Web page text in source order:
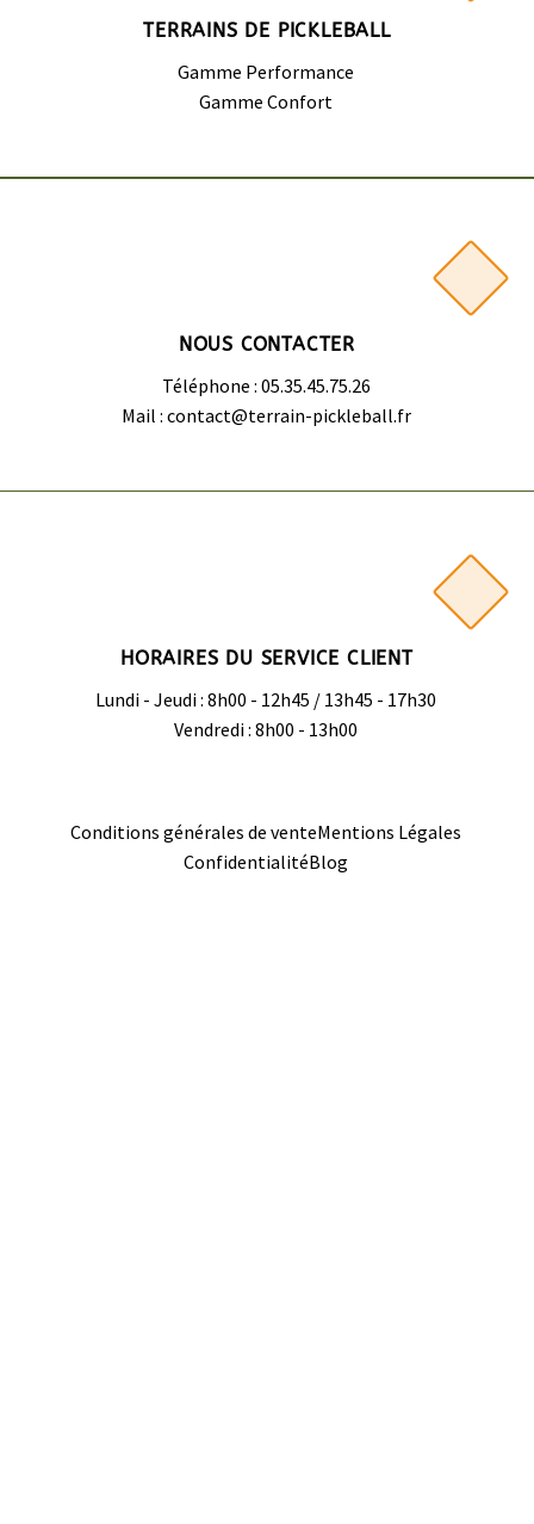
TERRAINS DE PICKLEBALL
Gamme Performance
Gamme Confort
NOUS CONTACTER
Téléphone : 05.35.45.75.26
Mail : contact@terrain-pickleball.fr
HORAIRES DU SERVICE CLIENT
Lundi - Jeudi : 8h00 - 12h45 / 13h45 - 17h30
Vendredi : 8h00 - 13h00
Conditions générales de venteMentions Légales
ConfidentialitéBlog